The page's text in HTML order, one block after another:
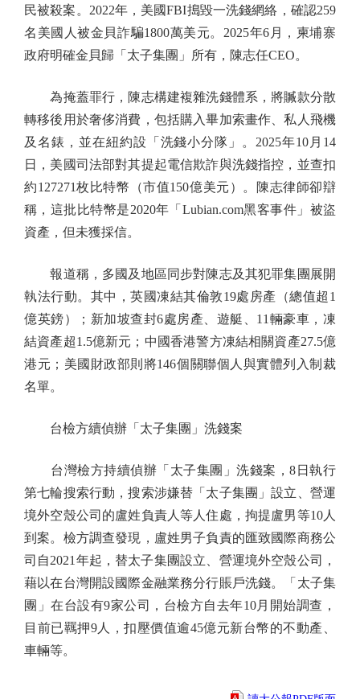
民被殺案。2022年，美國FBI搗毀一洗錢網絡，確認259
名美國人被金貝詐騙1800萬美元。2025年6月，柬埔寨
政府明確金貝歸「太子集團」所有，陳志任CEO。
為掩蓋罪行，陳志構建複雜洗錢體系，將贓款分散
轉移後用於奢侈消費，包括購入畢加索畫作、私人飛機
及名錶，並在紐約設「洗錢小分隊」。2025年10月14
日，美國司法部對其提起電信欺詐與洗錢指控，並查扣
約127271枚比特幣（市值150億美元）。陳志律師卻辯
稱，這批比特幣是2020年「Lubian.com黑客事件」被盜
資產，但未獲採信。
報道稱，多國及地區同步對陳志及其犯罪集團展開
執法行動。其中，英國凍結其倫敦19處房產（總值超1
億英鎊）；新加坡查封6處房產、遊艇、11輛豪車，凍
結資產超1.5億新元；中國香港警方凍結相關資產27.5億
港元；美國財政部則將146個關聯個人與實體列入制裁
名單。
台檢方續偵辦「太子集團」洗錢案
台灣檢方持續偵辦「太子集團」洗錢案，8日執行
第七輪搜索行動，搜索涉嫌替「太子集團」設立、營運
境外空殼公司的盧姓負責人等人住處，拘提盧男等10人
到案。檢方調查發現，盧姓男子負責的匯致國際商務公
司自2021年起，替太子集團設立、營運境外空殼公司，
藉以在台灣開設國際金融業務分行賬戶洗錢。「太子集
團」在台設有9家公司，台檢方自去年10月開始調查，
目前已羈押9人，扣壓價值逾45億元新台幣的不動產、
車輛等。